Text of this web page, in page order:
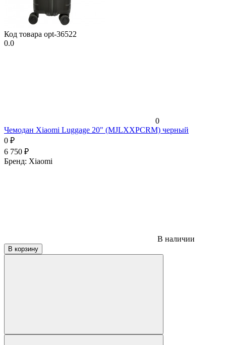
Код товара opt-36522
0.0
0
Чемодан Xiaomi Luggage 20" (MJLXXPCRM) черный
0 ₽
6 750 ₽
Бренд: Xiaomi
В наличии
В корзину